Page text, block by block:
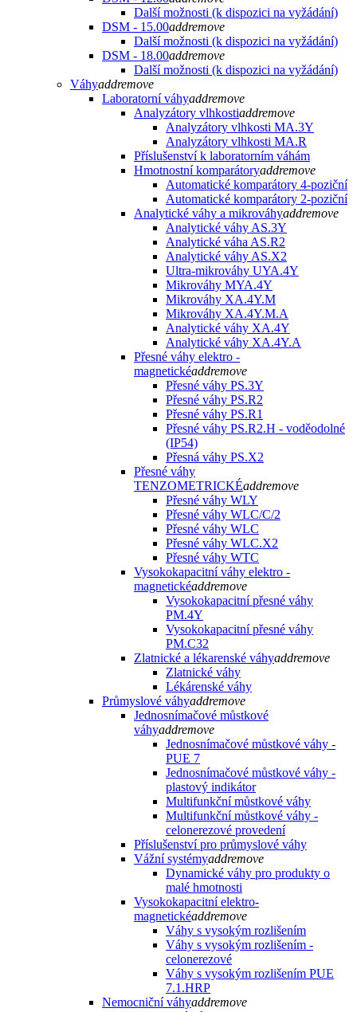
Další možnosti (k dispozici na vyžádání)
DSM - 15.00addremove
Další možnosti (k dispozici na vyžádání)
DSM - 18.00addremove
Další možnosti (k dispozici na vyžádání)
Váhyaddremove
Laboratorní váhyaddremove
Analyzátory vlhkostiaddremove
Analyzátory vlhkosti MA.3Y
Analyzátory vlhkosti MA.R
Příslušenství k laboratorním váhám
Hmotnostní komparátoryaddremove
Automatické komparátory 4-poziční
Automatické komparátory 2-poziční
Analytické váhy a mikrováhyaddremove
Analytické váhy AS.3Y
Analytické váha AS.R2
Analytické váhy AS.X2
Ultra-mikrováhy UYA.4Y
Mikrováhy MYA.4Y
Mikrováhy XA.4Y.M
Mikrováhy XA.4Y.M.A
Analytické váhy XA.4Y
Analytické váhy XA.4Y.A
Přesné váhy elektro -
magnetickéaddremove
Přesné váhy PS.3Y
Přesné váhy PS.R2
Přesné váhy PS.R1
Přesné váhy PS.R2.H - voděodolné
(IP54)
Přesná váhy PS.X2
Přesné váhy
TENZOMETRICKÉaddremove
Přesné váhy WLY
Přesné váhy WLC/C/2
Přesné váhy WLC
Přesné váhy WLC.X2
Přesné váhy WTC
Vysokokapacitní váhy elektro -
magnetickéaddremove
Vysokokapacitní přesné váhy
PM.4Y
Vysokokapacitní přesné váhy
PM.C32
Zlatnické a lékarenské váhyaddremove
Zlatnické váhy
Lékárenské váhy
Průmyslové váhyaddremove
Jednosnímačové můstkové
váhyaddremove
Jednosnímačové můstkové váhy -
PUE 7
Jednosnímačové můstkové váhy -
plastový indikátor
Multifunkční můstkové váhy
Multifunkční můstkové váhy -
celonerezové provedení
Příslušenství pro průmyslové váhy
Vážní systémyaddremove
Dynamické váhy pro produkty o
malé hmotnosti
Vysokokapacitní elektro-
magnetickéaddremove
Váhy s vysokým rozlišením
Váhy s vysokým rozlišením -
celonerezové
Váhy s vysokým rozlišením PUE
7.1.HRP
Nemocniční váhyaddremove